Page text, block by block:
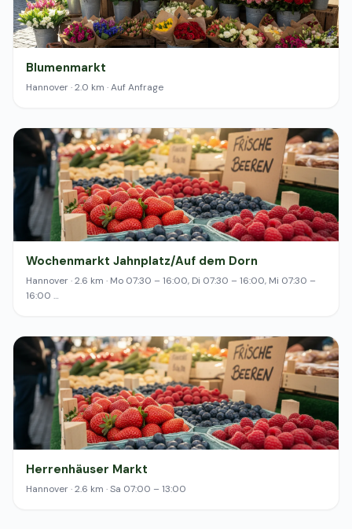
Blumenmarkt
Hannover · 2.0 km · Auf Anfrage
Wochenmarkt Jahnplatz/Auf dem Dorn
Hannover · 2.6 km · Mo 07:30 – 16:00, Di 07:30 – 16:00, Mi 07:30 –
16:00 …
Herrenhäuser Markt
Hannover · 2.6 km · Sa 07:00 – 13:00